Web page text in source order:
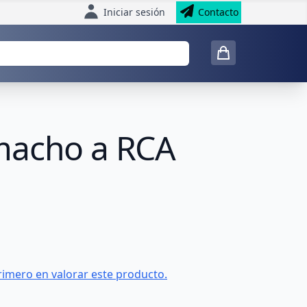
Iniciar sesión Contacto
a RCA
en valorar este producto.